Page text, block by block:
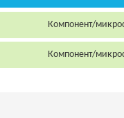
Компонент/
Компонент/